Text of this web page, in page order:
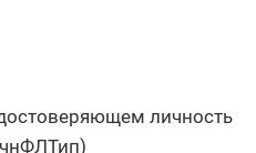
личность